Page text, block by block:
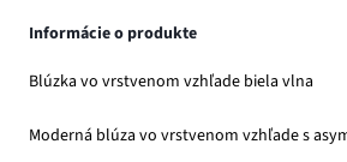
Informácie o produkte
Blúzka vo vrstvenom vzhľade biela vlna
Moderná blúza vo vrstvenom vzhľade s